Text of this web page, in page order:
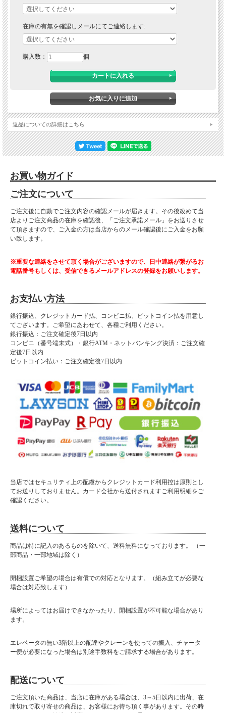
■材質
外寸：幅150×奥行45×高さ49cm（内脚部 6.2cm）
ダークブラウン（濃い方）
■特徴
・完成品
・浮造り仕上げ
・日本製
大型商品に関しお届け前に
事前連絡がある場合がございます。
携帯番号をご登録ください。小型商品は在庫が有り、指定日がない場合は
最短の出荷をさせていただきます。
小型商品は夜間の配達が可能な場合がございます。
備考欄にお書き添えください。
■納期表記について
当店商品はメーカー取扱商品も販売中の為、稀に在庫切れの場合もございます。
在庫の有無を確認しメールにてご連絡します:
購入数： 個
返品についての詳細はこちら
お買い物ガイド
ご注文について
ご注文後に自動でご注文内容の確認メールが届きます。その後改めて当
店よりご注文商品の在庫を確認後、「ご注文承諾メール」をお送りさせ
て頂きますので、ご入金の方は当店からのメール確認後にご入金をお願
い致します。
※重要な連絡をさせて頂く場合がございますので、日中連絡が繋がるお
電話番号もしくは、受信できるメールアドレスの登録をお願いします。
お支払い方法
銀行振込、クレジットカード払、コンビニ払、ビットコイン払を用意し
てございます。ご希望にあわせて、各種ご利用ください。
銀行振込：ご注文確定後7日以内
コンビニ（番号端末式）・銀行ATM・ネットバンキング決済：ご注文確
定後7日以内
ビットコイン払い：ご注文確定後7日以内
当店ではセキュリティ上の配慮からクレジットカード利用控は原則とし
てお送りしておりません。カード会社から送付されますご利用明細をご
確認ください。
送料について
商品は特に記入のあるものを除いて、送料無料になっております。 （一
部商品・一部地域は除く）
開梱設置ご希望の場合は有償での対応となります。（組み立てが必要な
場合は対応致します）
場所によってはお届けできなかったり、開梱設置が不可能な場合があり
ます。
エレベータの無い3階以上の配達やクレーンを使っての搬入、チャータ
ー便が必要になった場合は別途手数料をご請求する場合があります。
配送について
ご注文頂いた商品は、当店に在庫がある場合は、3～5日以内に出荷、在
庫切れで取り寄せの商品は、お客様にお待ち頂く事があります。その時